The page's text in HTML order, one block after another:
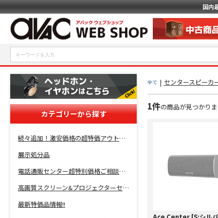
国内
カテゴリーから探す
続々追加！激安価格の超特価アウトレットセール開催！
展示処分品
電話通販センター超特別価格ご相談コーナー！
高画質スクリーン&プロジェクターセット超特価！
最新特価品情報!!
全て | センタースピーカ
1件の商品が見つかり